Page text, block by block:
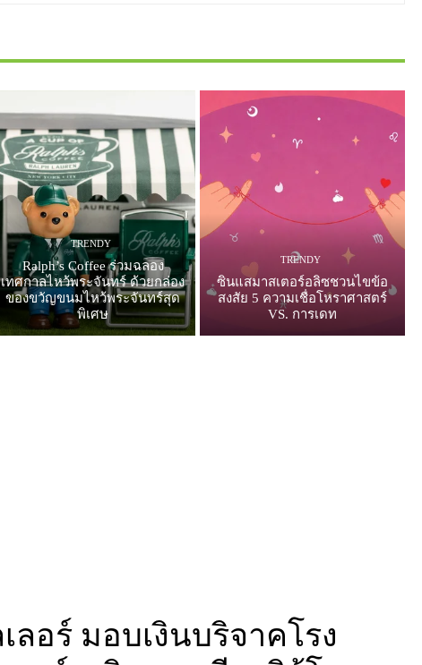
TRENDY
Ralph’s Coffee ร่วมฉลอง
เทศกาลไหว้พระจันทร์ ด้วยกล่อง
ของขวัญขนมไหว้พระจันทร์สุด
พิเศษ
TRENDY
ซินแสมาสเตอร์อลิซชวนไขข้อ
สงสัย 5 ความเชื่อโหราศาสตร์
VS. การเดท